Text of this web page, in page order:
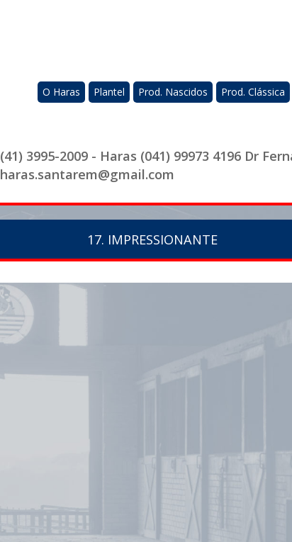
O Haras Plantel Prod. Nascidos Prod. Clássica
(41) 3995-2009 - Haras (041) 99973 4196 Dr
haras.santarem@gmail.com
17. IMPRESSIONANTE